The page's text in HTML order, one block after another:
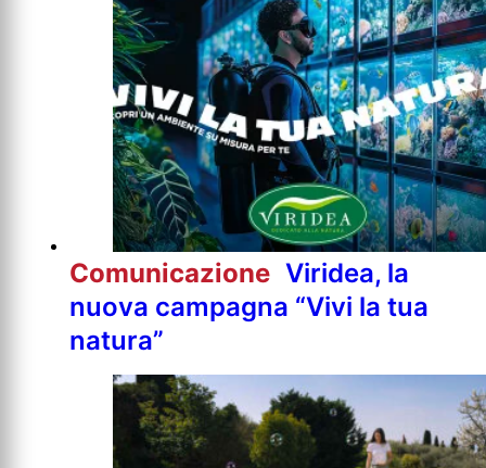
Comunicazione Viridea, la
nuova campagna “Vivi la tua
natura”